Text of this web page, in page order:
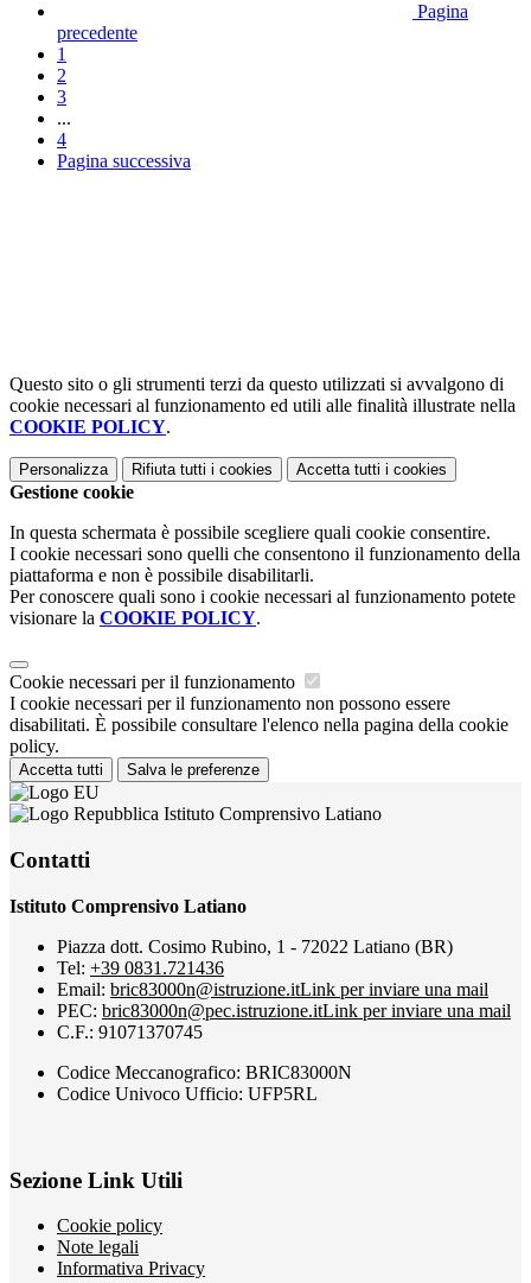
Pagina
precedente
1
2
3
...
4
Pagina successiva
Questo sito o gli strumenti terzi da questo utilizzati si avvalgono di
cookie necessari al funzionamento ed utili alle finalità illustrate nella
COOKIE POLICY.
Personalizza Rifiuta tutti i cookies Accetta tutti i cookies
Gestione cookie
In questa schermata è possibile scegliere quali cookie consentire.
I cookie necessari sono quelli che consentono il funzionamento della
piattaforma e non è possibile disabilitarli.
Per conoscere quali sono i cookie necessari al funzionamento potete
visionare la COOKIE POLICY.
Cookie necessari per il funzionamento
I cookie necessari per il funzionamento non possono essere
disabilitati. È possibile consultare l'elenco nella pagina della cookie
policy.
Accetta tutti Salva le preferenze
Istituto Comprensivo Latiano
Contatti
Istituto Comprensivo Latiano
Piazza dott. Cosimo Rubino, 1 - 72022 Latiano (BR)
Tel: +39 0831.721436
Email: bric83000n@istruzione.itLink per inviare una mail
PEC: bric83000n@pec.istruzione.itLink per inviare una mail
C.F.: 91071370745
Codice Meccanografico: BRIC83000N
Codice Univoco Ufficio: UFP5RL
Sezione Link Utili
Cookie policy
Note legali
Informativa Privacy